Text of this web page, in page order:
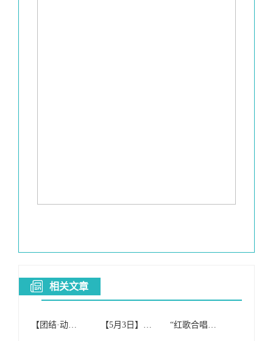
相关文章
【团结·动态】团结社区红歌合唱团参加我旗“初心不改穿沙志 先锋引领赶超时”榜样的力量分享会 【5月3日】启航者老年红歌合唱团(纯公益合唱团)开课啦! “红歌合唱团”免费开班啦!!!